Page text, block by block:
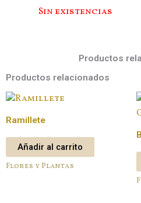
Sin existencias
Productos
Productos relacionados
Ramillete
Añadir al carrito
Flores y Plantas